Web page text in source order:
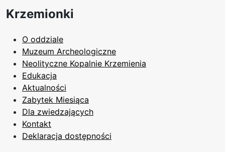
Krzemionki
O oddziale
Muzeum Archeologiczne
Neolityczne Kopalnie Krzemienia
Edukacja
Aktualności
Zabytek Miesiąca
Dla zwiedzających
Kontakt
Deklaracja dostępności